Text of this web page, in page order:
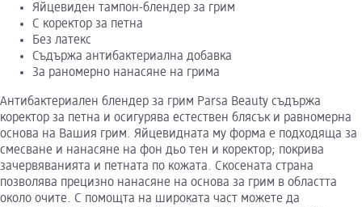
Яйцевиден тампон-блендер за грим
С коректор за петна
Без латекс
Съдържа антибактериална добавка
За раномерно нанасяне на грима
Антибактериален блендер за грим Parsa Beauty съдържа
коректор за петна и осигурява естествен блясък и равномерна
основа на Вашия грим. Яйцевидната му форма е подходяща за
смесване и нанасяне на фон дьо тен и коректор; покрива
зачервяванията и петната по кожата. Скосената страна
позволява прецизно нанасяне на основа за грим в областта
около очите. С помощта на широката част можете да